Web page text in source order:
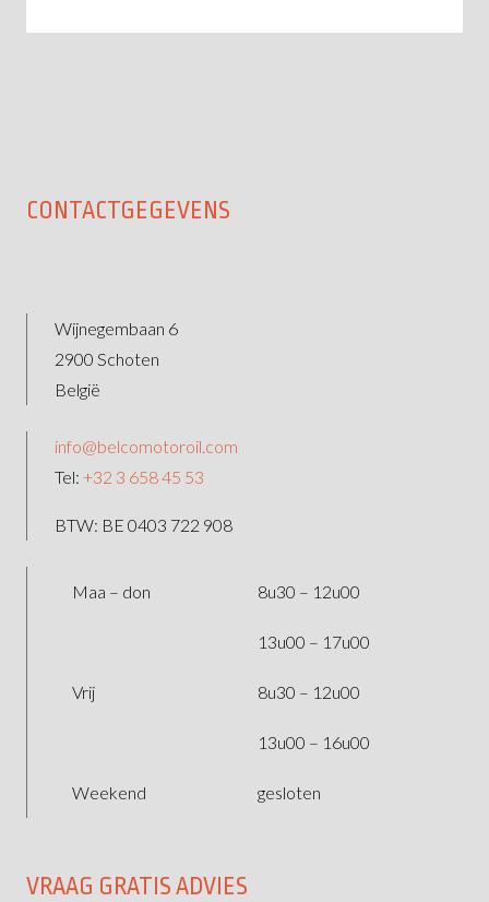
CONTACTGEGEVENS
Wijnegembaan 6
2900 Schoten
België
info@belcomotoroil.com
Tel: +32 3 658 45 53
BTW: BE 0403 722 908
Maa – don 8u30 – 12u00
13u00 – 17u00
Vrij 8u30 – 12u00
13u00 – 16u00
Weekend gesloten
VRAAG GRATIS ADVIES